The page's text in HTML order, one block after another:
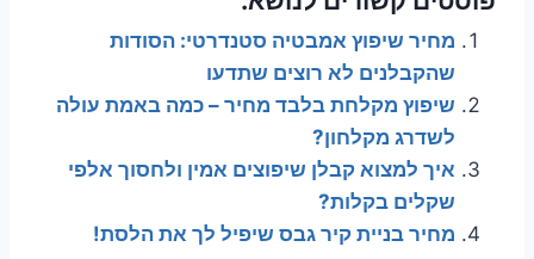
מחיר שיפוץ אמבטיה סטנדרטי: הסודות
שהקבלנים לא רוצים שתדעו
שיפוץ מקלחת בלבד מחיר – כמה באמת עולה
לשדרג מקלחון?
איך למצוא קבלן שיפוצים אמין ולחסוך אלפי
שקלים בקלות?
מחיר בניית קיר גבס שיפיל לך את הלסת!